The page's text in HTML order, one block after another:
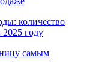
количество
году
самым